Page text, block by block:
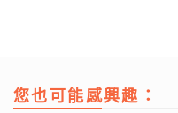
您也可能感興趣：